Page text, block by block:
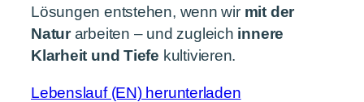
Lösungen entstehen, wenn wir mit der
Naturarbeiten – und zugleich innere
Klarheit und Tiefe kultivieren.
Lebenslauf (EN) herunterladen